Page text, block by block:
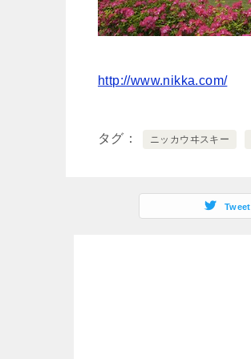
http://www.nikka.com/
タグ ニッカウヰスキー
Tweet